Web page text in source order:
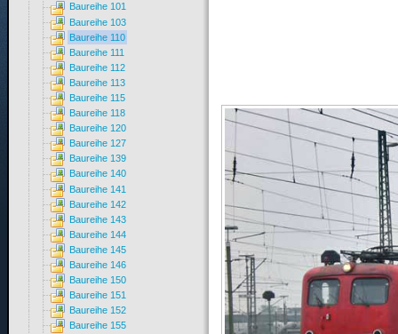
Baureihe 101
Baureihe 103
Baureihe 110
Baureihe 111
Baureihe 112
Baureihe 113
Baureihe 115
Baureihe 118
Baureihe 120
Baureihe 127
Baureihe 139
Baureihe 140
Baureihe 141
Baureihe 142
Baureihe 143
Baureihe 144
Baureihe 145
Baureihe 146
Baureihe 150
Baureihe 151
Baureihe 152
Baureihe 155